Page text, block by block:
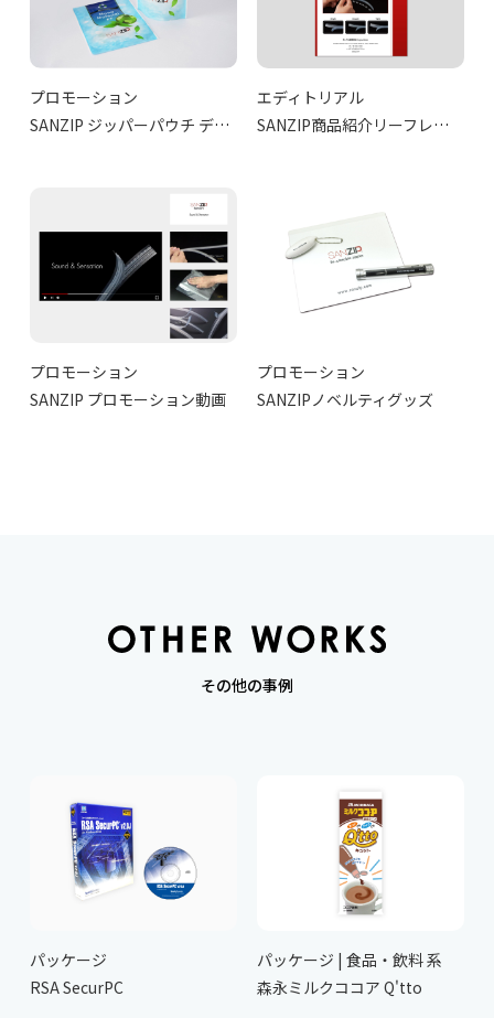
プロモーション
SANZIP ジッパーパウチ デザイン
エディトリアル
SANZIP商品紹介リーフレット
プロモーション
SANZIP プロモーション動画
プロモーション
SANZIPノベルティグッズ
その他の事例
パッケージ
RSA SecurPC
パッケージ | 食品・飲料 系
森永ミルクココア Q'tto